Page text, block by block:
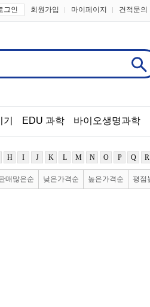
그인 회원가입 마이페이지 견적문의
EDU 과학 바이오생명과학
H I J K L M N O P Q R
매많은순 낮은가격순 높은가격순 평점